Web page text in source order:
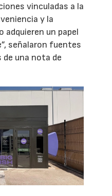
vinculadas a la
y la
un papel
señalaron fuentes
de una nota de